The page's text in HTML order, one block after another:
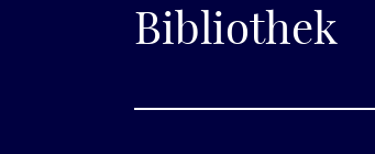
BDZVplus
Bibliothek